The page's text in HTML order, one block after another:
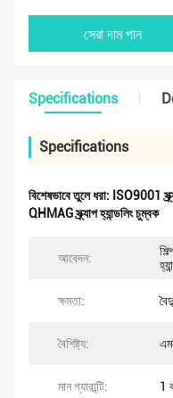
সেরা দাম পান
Specifications
Specifications
বিশেষভাবে তুলে ধরা: ISO9001
QHMAG স্ক্র্যাপ হ্যান্ডলিং চুম্বক
আবেদন:
ক্ষমতা:
বৈশিষ্ট্য:
মান গ্যারান্টি: 1